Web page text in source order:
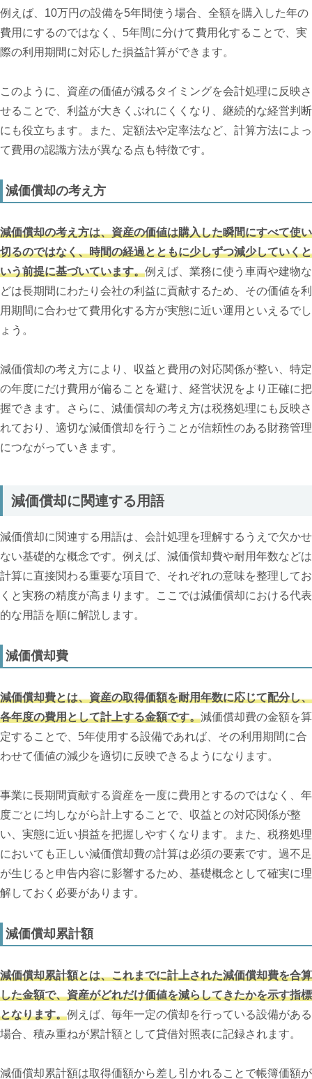
例えば、10万円の設備を5年間使う場合、全額を購入した年の
費用にするのではなく、5年間に分けて費用化することで、実
際の利用期間に対応した損益計算ができます。
このように、資産の価値が減るタイミングを会計処理に反映さ
せることで、利益が大きくぶれにくくなり、継続的な経営判断
にも役立ちます。また、定額法や定率法など、計算方法によっ
て費用の認識方法が異なる点も特徴です。
減価償却の考え方
減価償却の考え方は、資産の価値は購入した瞬間にすべて使い
切るのではなく、時間の経過とともに少しずつ減少していくと
いう前提に基づいています。例えば、業務に使う車両や建物な
どは長期間にわたり会社の利益に貢献するため、その価値を利
用期間に合わせて費用化する方が実態に近い運用といえるでし
ょう。
減価償却の考え方により、収益と費用の対応関係が整い、特定
の年度にだけ費用が偏ることを避け、経営状況をより正確に把
握できます。さらに、減価償却の考え方は税務処理にも反映さ
れており、適切な減価償却を行うことが信頼性のある財務管理
につながっていきます。
減価償却に関連する用語
減価償却に関連する用語は、会計処理を理解するうえで欠かせ
ない基礎的な概念です。例えば、減価償却費や耐用年数などは
計算に直接関わる重要な項目で、それぞれの意味を整理してお
くと実務の精度が高まります。ここでは減価償却における代表
的な用語を順に解説します。
減価償却費
減価償却費とは、資産の取得価額を耐用年数に応じて配分し、
各年度の費用として計上する金額です。減価償却費の金額を算
定することで、5年使用する設備であれば、その利用期間に合
わせて価値の減少を適切に反映できるようになります。
事業に長期間貢献する資産を一度に費用とするのではなく、年
度ごとに均しながら計上することで、収益との対応関係が整
い、実態に近い損益を把握しやすくなります。また、税務処理
においても正しい減価償却費の計算は必須の要素です。過不足
が生じると申告内容に影響するため、基礎概念として確実に理
解しておく必要があります。
減価償却累計額
減価償却累計額とは、これまでに計上された減価償却費を合算
した金額で、資産がどれだけ価値を減らしてきたかを示す指標
となります。例えば、毎年一定の償却を行っている設備がある
場合、積み重ねが累計額として貸借対照表に記録されます。
減価償却累計額は取得価額から差し引かれることで帳簿価額が